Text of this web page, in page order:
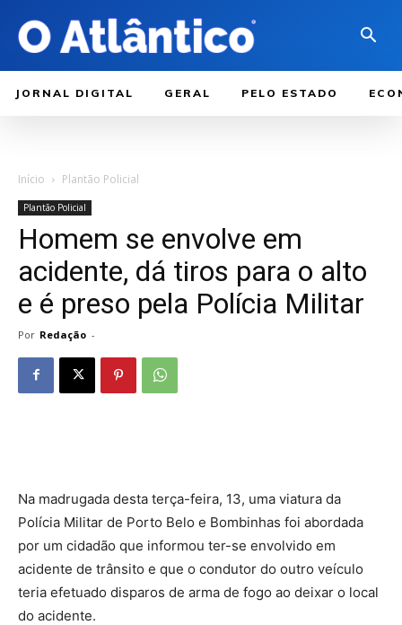
JORNAL DIGITAL GERAL PELO ESTADO
Início Plantão Policial
Plantão Policial
Homem se envolve em
acidente, dá tiros para o alto
e é preso pela Polícia Militar
Por Redação -
Na madrugada desta terça-feira, 13, uma viatura da
Polícia Militar de Porto Belo e Bombinhas foi abordada
por um cidadão que informou ter-se envolvido em
acidente de trânsito e que o condutor do outro veículo
teria efetuado disparos de arma de fogo ao deixar o local
do acidente.